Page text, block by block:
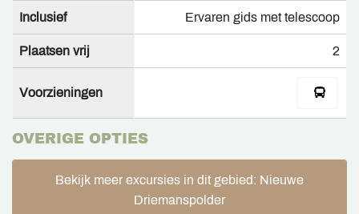
Inclusief Ervaren gids met telescoop
Plaatsen vrij 2
Voorzieningen
OVERIGE OPTIES
Bekijk meer excursies in dit gebied: Nieuwe
Driemanspolder